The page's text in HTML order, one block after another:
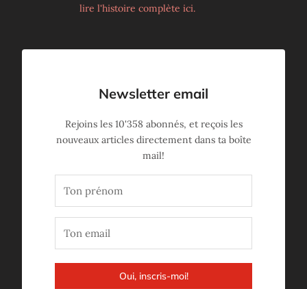
lire l'histoire complète ici.
Newsletter email
Rejoins les 10'358 abonnés, et reçois les
nouveaux articles directement dans ta boîte
mail!
Oui, inscris-moi!